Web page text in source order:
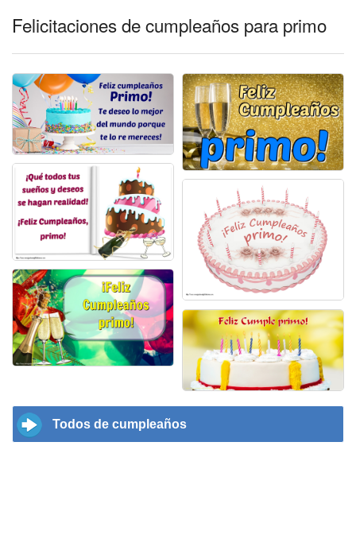
Entrar
Felicitaciones de cumpleaños para primo
Todos de cumpleaños